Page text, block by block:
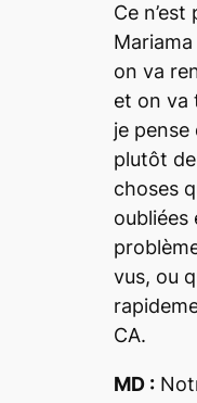
Ce n’est
on va
et on va
je pense
plutôt
choses
oubliées
vus, ou
CA.
MD :